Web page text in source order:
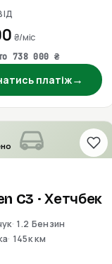
₴/міс
738 000 ₴
платіж→
C3 · Хетчбек
1.2 Бензин
145к км